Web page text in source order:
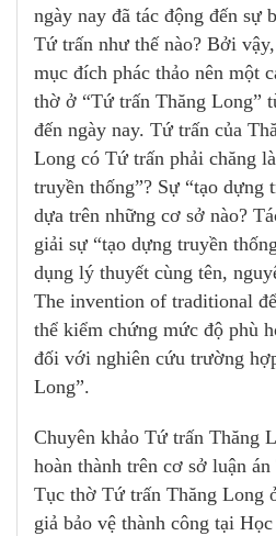
ngày nay đã tác động đến sự
Tứ trấn như thế nào? Bởi
mục đích phác thảo nên một
thờ ở “Tứ trấn Thăng Long”
đến ngày nay. Tứ trấn của
Long có Tứ trấn phải chăng
truyền thống”? Sự “tạo dựng
dựa trên những cơ sở nào?
giải sự “tạo dựng truyền
dụng lý thuyết cùng tên,
The invention of traditional
thể kiểm chứng mức độ phù
đối với nghiên cứu trường
Long”.
Chuyên khảo Tứ trấn Thăng
hoàn thành trên cơ sở luận
Tục thờ Tứ trấn Thăng Long
giả bảo vệ thành công tại